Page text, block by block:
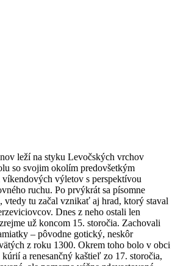
leží na styku Levočských vrchov
so svojim okolím predovšetkým
výletov s perspektívou
ruchu. Po prvýkrát sa písomne
vtedy tu začal vznikať aj hrad, ktorý staval
Dnes z neho ostali len
už koncom 15. storočia. Zachovali
– pôvodne gotický, neskôr
z roku 1300. Okrem toho bolo v obci
a renesančný kaštieľ zo 17. storočia,